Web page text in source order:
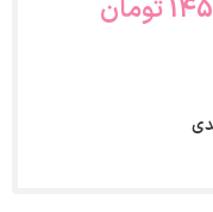
تومان